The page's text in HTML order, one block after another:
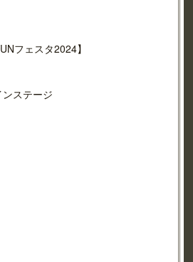
フェスタ2024】
ステージ